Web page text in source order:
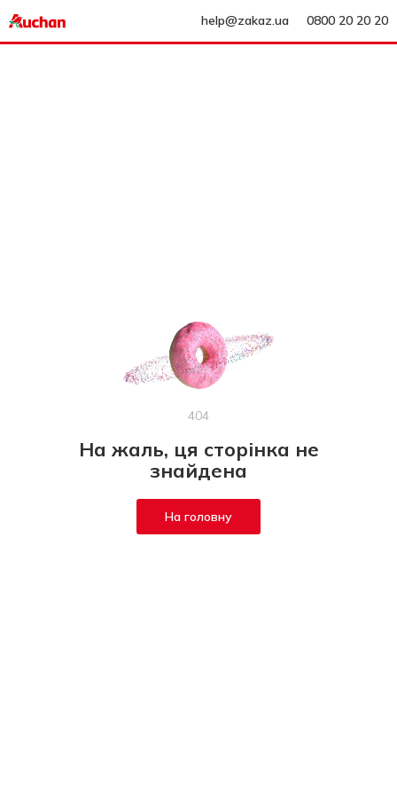
help@zakaz.ua 0800 20 20 20
404
На жаль, ця сторінка не
знайдена
На головну